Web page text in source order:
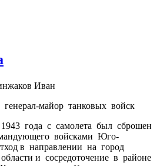
Иван
майор танковых войск
года с самолета был сброшен
войсками Юго-
в направлении на город
и сосредоточение в районе